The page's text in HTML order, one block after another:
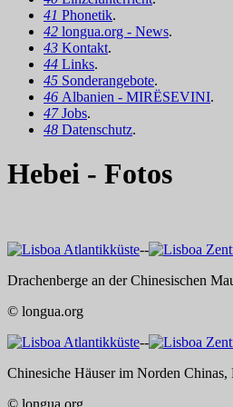
41 Phonetik.
42 longua.org - News.
43 Kontakt.
44 Links.
45 Sonderangebote.
46 Albanien - MIRËSEVINI.
47Jobs.
48 Datenschutz.
Hebei - Fotos
--
Drachenberge an der Chinesischen
© longua.org
--
Chinesiche Häuser im Norden
© longua.org